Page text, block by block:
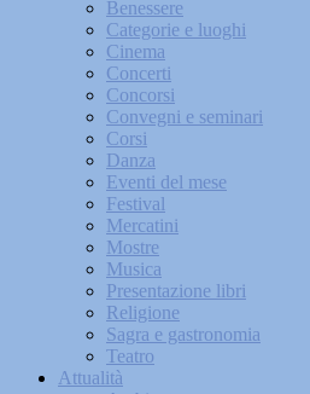
Benessere
Categorie e luoghi
Cinema
Concerti
Concorsi
Convegni e seminari
Corsi
Danza
Eventi del mese
Festival
Mercatini
Mostre
Musica
Presentazione libri
Religione
Sagra e gastronomia
Teatro
Attualità